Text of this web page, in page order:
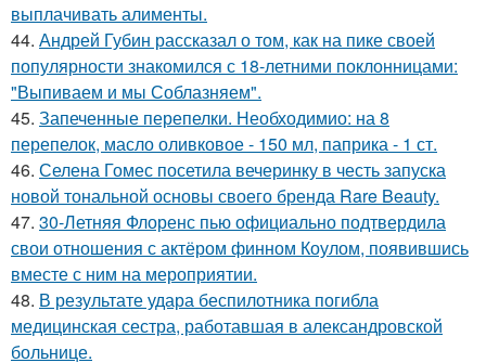
выплачивать алименты.
44. Андрей Губин рассказал о том, как на пике своей
популярности знакомился с 18-летними поклонницами:
"Выпиваем и мы Соблазняем".
45. Запеченные перепелки. Необходимио: на 8
перепелок, масло оливковое - 150 мл, паприка - 1 ст.
46. Селена Гомес посетила вечеринку в честь запуска
новой тональной основы своего бренда Rare Beauty.
47. 30-Летняя Флоренс пью официально подтвердила
свои отношения с актёром финном Коулом, появившись
вместе с ним на мероприятии.
48. В результате удара беспилотника погибла
медицинская сестра, работавшая в александровской
больнице.